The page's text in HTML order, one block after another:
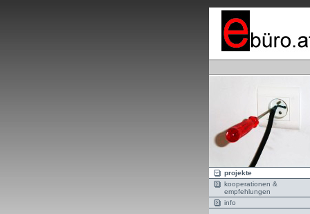
projekte
kooperationen &
empfehlungen
info